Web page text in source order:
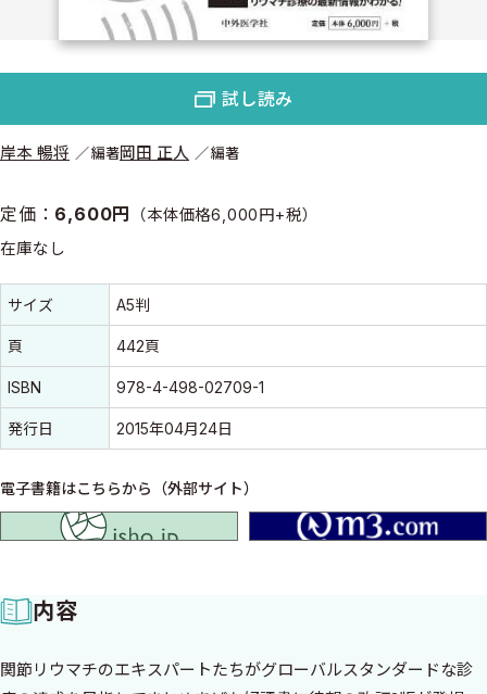
岸本 暢将 編著岡田 正人 編著
定価： 6,600円 （本体価格6,000円+税）
在庫なし
書誌情報
書誌情報
サイズ A5判
頁 442頁
ISBN 978-4-498-02709-1
発行日 2015年04月24日
電子書籍はこちらから（外部サイト）
試し読み
内容
関節リウマチのエキスパートたちがグローバルスタンダードな診